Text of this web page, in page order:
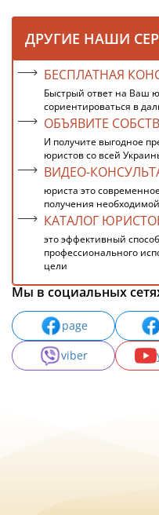
ДРУГИЕ НАШИ
БЕСПЛАТНАЯ
Быстрый ответ на Ваш
сориентироваться в
ОБЪЯВИТЕ
И получите выгодное
юристов со всей
ВИДЕО-
юриста это
получения
КАТАЛОГ
это эффективный
профессионального
цели
Мы в социальных
page
viber